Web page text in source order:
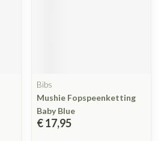
Bibs
Mushie Fopspeenketting
Baby Blue
€ 17,95